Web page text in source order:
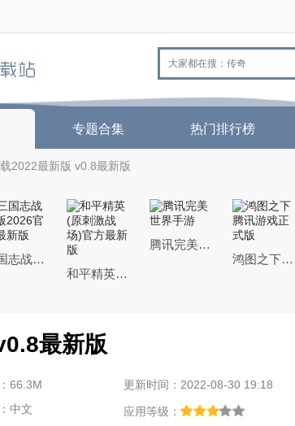
专题合集 热门排行榜
2022最新版 v0.8最新版
三国志战略版2026官方最新版
和平精英(原刺激战场)官方最新版
腾讯完美世界手游
鸿图之下腾讯游戏正式版
最新版
66.3M
更新时间：2022-08-30 19:18
中文
应用等级：